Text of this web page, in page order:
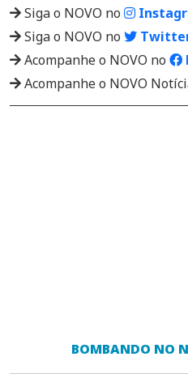
Siga o NOVO no
Siga o NOVO no
Acompanhe o NOVO no
Acompanhe o NOVO
BOMBANDO NO